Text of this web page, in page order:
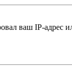
ваш IP-адрес